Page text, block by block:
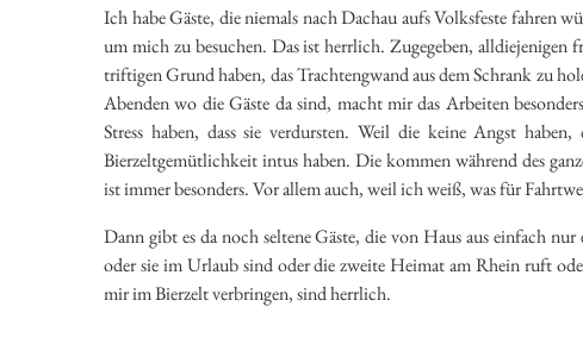
Ich habe Gäste, die niemals nach Dachau aufs Volksfeste fahren
um mich zu besuchen. Das ist herrlich. Zugegeben, alldiejenigen
triftigen Grund haben, das Trachtengwand aus dem Schrank zu
Abenden wo die Gäste da sind, macht mir das Arbeiten
Stress haben, dass sie verdursten. Weil die keine Angst
Bierzeltgemütlichkeit intus haben. Die kommen während des
ist immer besonders. Vor allem auch, weil ich weiß, was für
Dann gibt es da noch seltene Gäste, die von Haus aus einfach
oder sie im Urlaub sind oder die zweite Heimat am Rhein ruft
mir im Bierzelt verbringen, sind herrlich.